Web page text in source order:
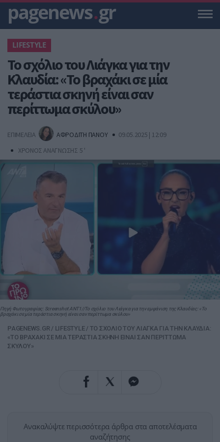
pagenews.gr
LIFESTYLE
To σχόλιο του Λιάγκα για την
Κλαυδία: «Το βραχάκι σε μία
τεράστια σκηνή είναι σαν
περίττωμα σκύλου»
ΕΠΙΜΕΛΕΙΑ ΑΦΡΟΔΙΤΗ ΠΑΝΟΥ
09.05.2025 | 12:09
ΧΡΟΝΟΣ ΑΝΑΓΝΩΣΗΣ 5 '
Πηγή Φωτογραφίας: Screenshot ANT1//To σχόλιο του Λιάγκα για την εμφάνιση της Κλαυδίας: «Το
βραχάκι σε μία τεράστια σκηνή είναι σαν περίττωμα σκύλου»
PAGENEWS.GR / LIFESTYLE/ TO ΣΧΟΛΙΟ ΤΟΥ ΛΙΑΓΚΑ ΓΙΑ ΤΗΝ ΚΛΑΥΔΙΑ:
«ΤΟ ΒΡΑΧΑΚΙ ΣΕ ΜΙΑ ΤΕΡΑΣΤΙΑ ΣΚΗΝΗ ΕΙΝΑΙ ΣΑΝ ΠΕΡΙΤΤΩΜΑ
ΣΚΥΛΟΥ»
Ανακαλύψτε περισσότερα άρθρα στα αποτελέσματα
αναζήτησης